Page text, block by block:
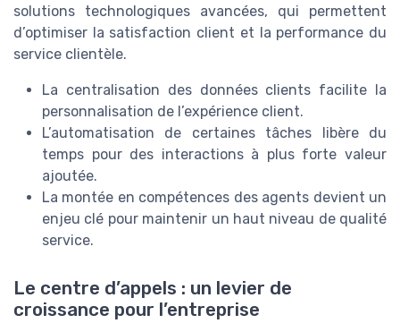
solutions technologiques avancées, qui permettent
d’optimiser la satisfaction client et la performance du
service clientèle.
La centralisation des données clients facilite la
personnalisation de l’expérience client.
L’automatisation de certaines tâches libère du
temps pour des interactions à plus forte valeur
ajoutée.
La montée en compétences des agents devient un
enjeu clé pour maintenir un haut niveau de qualité
service.
Le centre d’appels : un levier de
croissance pour l’entreprise